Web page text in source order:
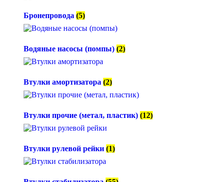
Бронепровода (5)
Водяные насосы (помпы) (2)
Втулки амортизатора (2)
Втулки прочие (метал, пластик) (12)
Втулки рулевой рейки (1)